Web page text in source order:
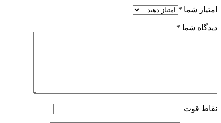
امتیاز شما *
دیدگاه شما *
نقاط قوت